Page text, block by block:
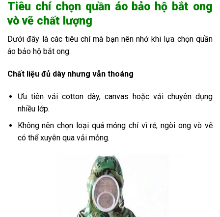
Tiêu chí chọn quần áo bảo hộ bắt ong
vò vẽ chất lượng
Dưới đây là các tiêu chí mà bạn nên nhớ khi lựa chọn quần
áo bảo hộ bắt ong:
Chất liệu đủ dày nhưng vẫn thoáng
Ưu tiên vải cotton dày, canvas hoặc vải chuyên dụng
nhiều lớp.
Không nên chọn loại quá mỏng chỉ vì rẻ; ngòi ong vò vẽ
có thể xuyên qua vải mỏng.